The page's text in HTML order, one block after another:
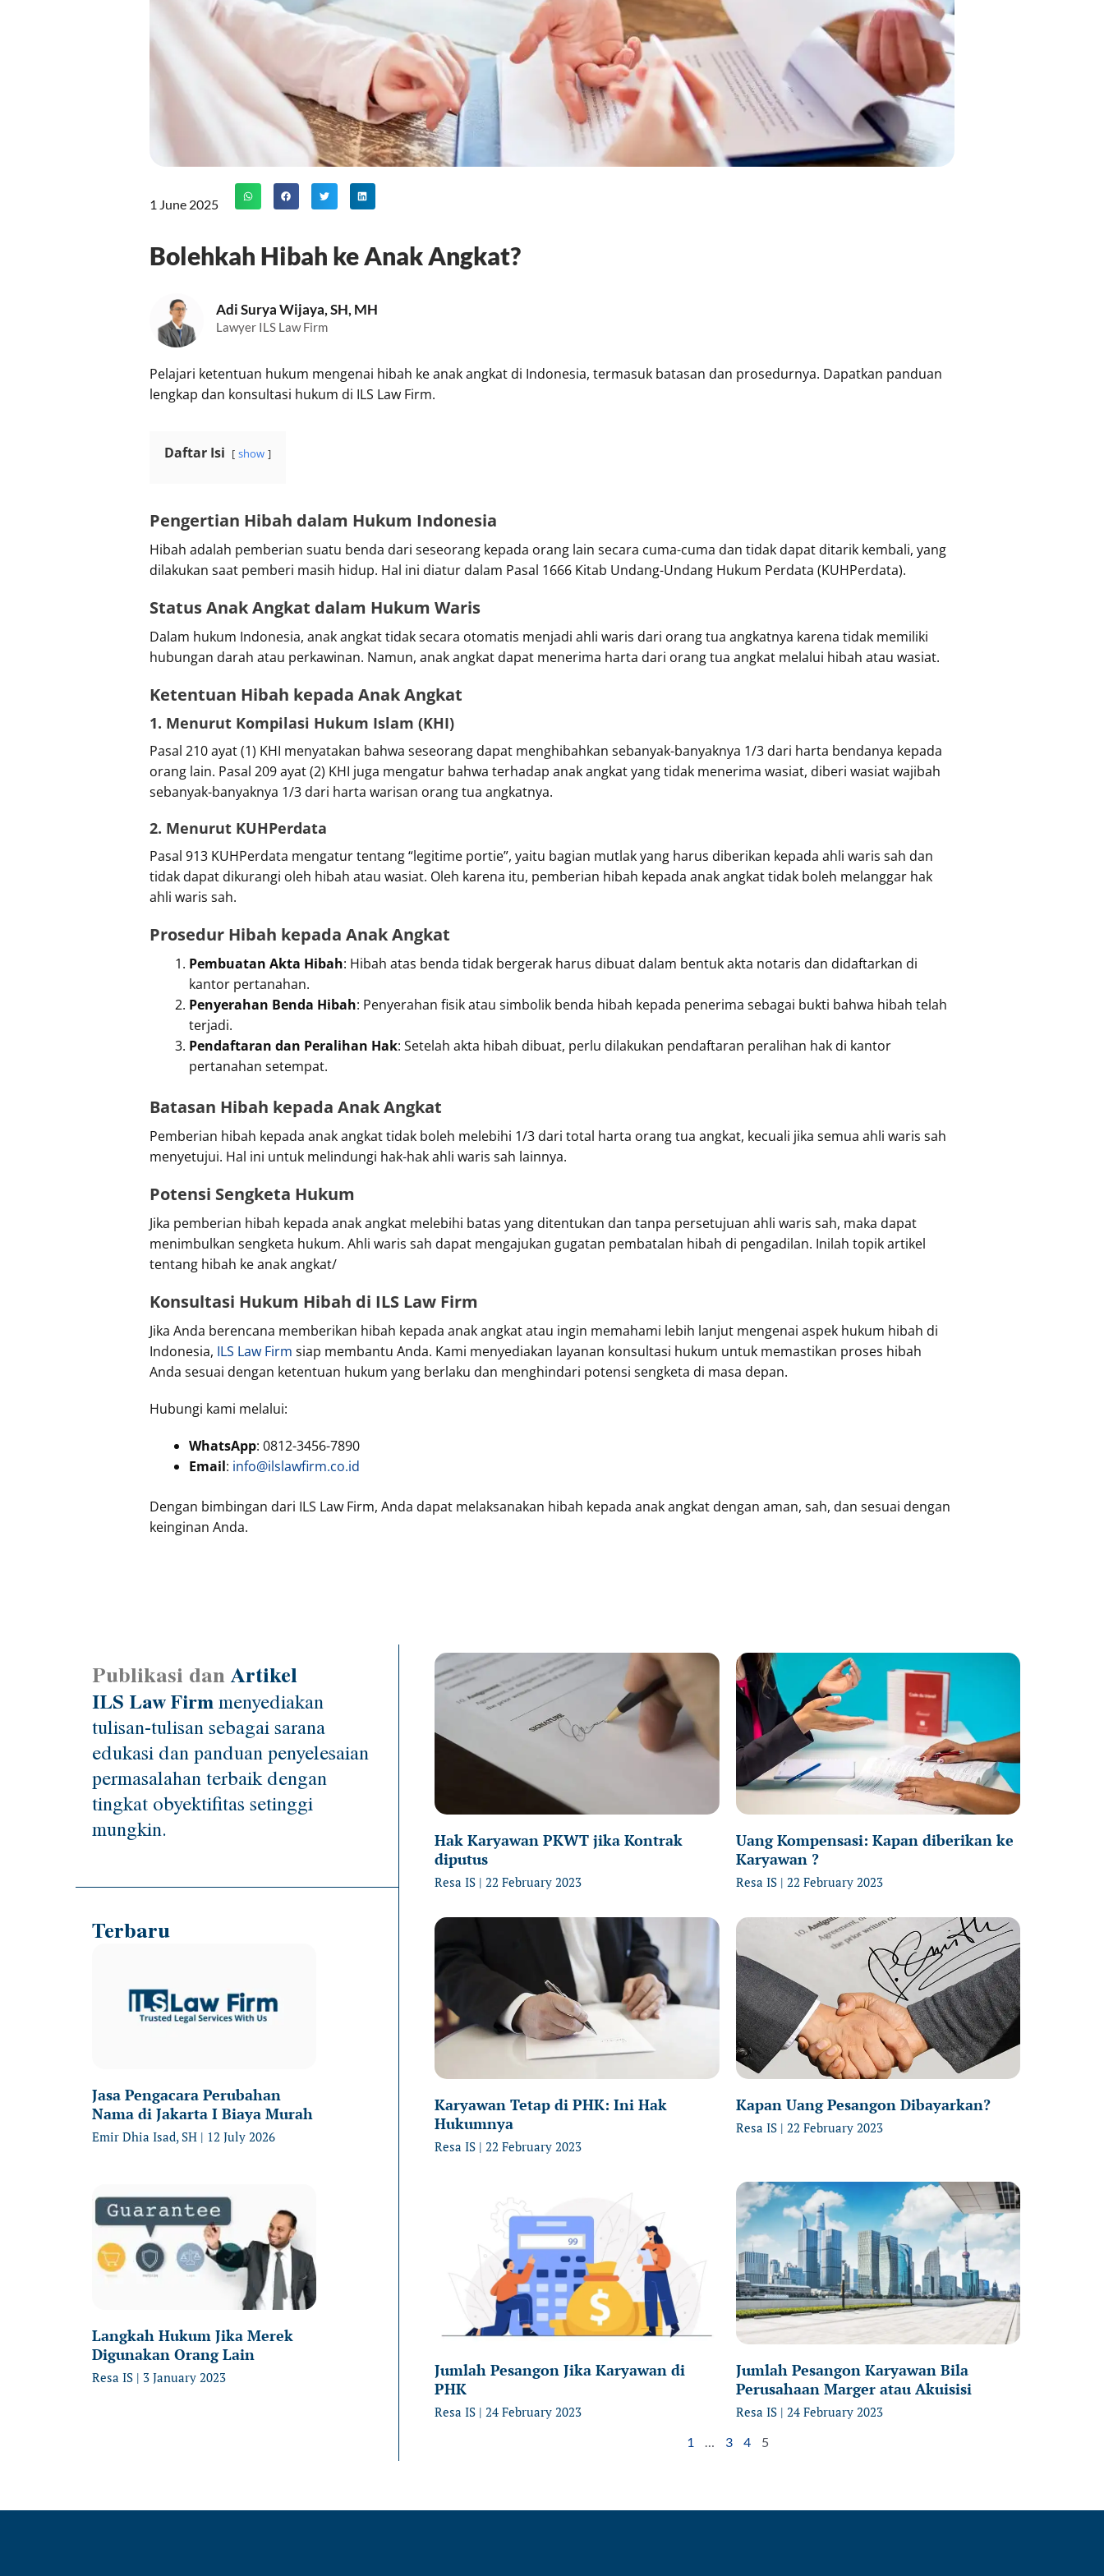
1 June 2025
Bolehkah Hibah ke Anak Angkat?
Adi Surya Wijaya, SH, MH
Lawyer ILS Law Firm
Pelajari ketentuan hukum mengenai hibah ke anak angkat di Indonesia, termasuk batasan dan prosedurnya. Dapatkan panduan
lengkap dan konsultasi hukum di ILS Law Firm.
Daftar Isi show
Pengertian Hibah dalam Hukum Indonesia
Hibah adalah pemberian suatu benda dari seseorang kepada orang lain secara cuma-cuma dan tidak dapat ditarik kembali, yang
dilakukan saat pemberi masih hidup. Hal ini diatur dalam Pasal 1666 Kitab Undang-Undang Hukum Perdata (KUHPerdata).
Status Anak Angkat dalam Hukum Waris
Dalam hukum Indonesia, anak angkat tidak secara otomatis menjadi ahli waris dari orang tua angkatnya karena tidak memiliki
hubungan darah atau perkawinan. Namun, anak angkat dapat menerima harta dari orang tua angkat melalui hibah atau wasiat.
Ketentuan Hibah kepada Anak Angkat
1. Menurut Kompilasi Hukum Islam (KHI)
Pasal 210 ayat (1) KHI menyatakan bahwa seseorang dapat menghibahkan sebanyak-banyaknya 1/3 dari harta bendanya kepada
orang lain. Pasal 209 ayat (2) KHI juga mengatur bahwa terhadap anak angkat yang tidak menerima wasiat, diberi wasiat wajibah
sebanyak-banyaknya 1/3 dari harta warisan orang tua angkatnya.
2. Menurut KUHPerdata
Pasal 913 KUHPerdata mengatur tentang “legitime portie”, yaitu bagian mutlak yang harus diberikan kepada ahli waris sah dan
tidak dapat dikurangi oleh hibah atau wasiat. Oleh karena itu, pemberian hibah kepada anak angkat tidak boleh melanggar hak
ahli waris sah.
Prosedur Hibah kepada Anak Angkat
Pembuatan Akta Hibah: Hibah atas benda tidak bergerak harus dibuat dalam bentuk akta notaris dan didaftarkan di
kantor pertanahan.
Penyerahan Benda Hibah: Penyerahan fisik atau simbolik benda hibah kepada penerima sebagai bukti bahwa hibah telah
terjadi.
Pendaftaran dan Peralihan Hak: Setelah akta hibah dibuat, perlu dilakukan pendaftaran peralihan hak di kantor
pertanahan setempat.
Batasan Hibah kepada Anak Angkat
Pemberian hibah kepada anak angkat tidak boleh melebihi 1/3 dari total harta orang tua angkat, kecuali jika semua ahli waris sah
menyetujui. Hal ini untuk melindungi hak-hak ahli waris sah lainnya.
Potensi Sengketa Hukum
Jika pemberian hibah kepada anak angkat melebihi batas yang ditentukan dan tanpa persetujuan ahli waris sah, maka dapat
menimbulkan sengketa hukum. Ahli waris sah dapat mengajukan gugatan pembatalan hibah di pengadilan. Inilah topik artikel
tentang hibah ke anak angkat/
Konsultasi Hukum Hibah di ILS Law Firm
Jika Anda berencana memberikan hibah kepada anak angkat atau ingin memahami lebih lanjut mengenai aspek hukum hibah di
Indonesia, ILS Law Firm siap membantu Anda. Kami menyediakan layanan konsultasi hukum untuk memastikan proses hibah
Anda sesuai dengan ketentuan hukum yang berlaku dan menghindari potensi sengketa di masa depan.
Hubungi kami melalui:
WhatsApp: 0812-3456-7890
Email: info@ilslawfirm.co.id
Dengan bimbingan dari ILS Law Firm, Anda dapat melaksanakan hibah kepada anak angkat dengan aman, sah, dan sesuai dengan
keinginan Anda.
Publikasi danArtikel
ILS Law Firmmenyediakan
tulisan-tulisan sebagai sarana
edukasi dan panduan penyelesaian
permasalahan terbaik dengan
tingkat obyektifitas setinggi
mungkin.
Terbaru
Jasa Pengacara Perubahan
Nama di Jakarta I Biaya Murah
Emir Dhia Isad, SH 12 July 2026
Langkah Hukum Jika Merek
Digunakan Orang Lain
Resa IS 3 January 2023
Hak Karyawan PKWT jika Kontrak
diputus
Resa IS 22 February 2023
Uang Kompensasi: Kapan diberikan ke
Karyawan ?
Resa IS 22 February 2023
Karyawan Tetap di PHK: Ini Hak
Hukumnya
Resa IS 22 February 2023
Kapan Uang Pesangon Dibayarkan?
Resa IS 22 February 2023
Jumlah Pesangon Jika Karyawan di
PHK
Resa IS 24 February 2023
Jumlah Pesangon Karyawan Bila
Perusahaan Marger atau Akuisisi
Resa IS 24 February 2023
1
Page
3
Page
4
Page
5